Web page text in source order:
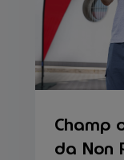
Champ
da Non